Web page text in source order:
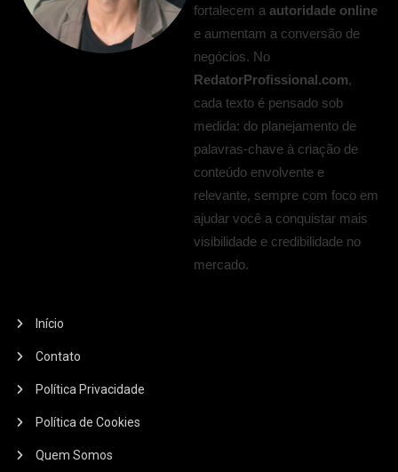
fortalecem aautoridade online
e aumentam a conversão de
negócios. No
RedatorProfissional.com,
cada texto é pensado sob
medida: do planejamento de
palavras-chave à criação de
conteúdo envolvente e
relevante, sempre com foco em
ajudar você a conquistar mais
visibilidade e credibilidade no
mercado.
Início
Contato
Política Privacidade
Política de Cookies
Quem Somos